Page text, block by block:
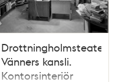
Drottningholmsteaterns
Vänners kansli.
Kontorsinteriör